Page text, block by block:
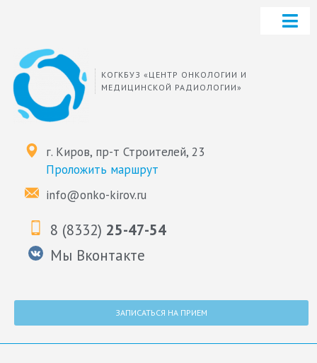
КОГКБУЗ «ЦЕНТР ОНКОЛОГИИ И
МЕДИЦИНСКОЙ РАДИОЛОГИИ»
г. Киров, пр-т Строителей, 23
Проложить маршрут
info@onko-kirov.ru
8 (8332) 25-47-54
Мы Вконтакте
ЗАПИСАТЬСЯ НА ПРИЕМ